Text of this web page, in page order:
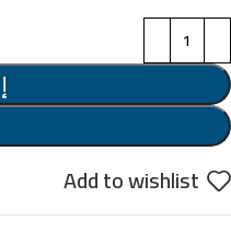
Add to wishlist